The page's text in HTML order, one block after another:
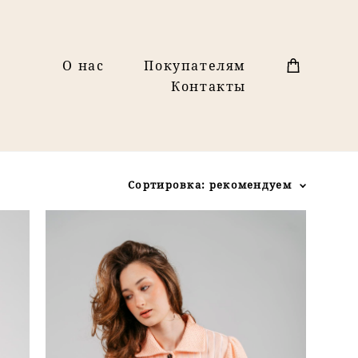
О нас
Покупателям
Контакты
Сортировка: рекомендуем